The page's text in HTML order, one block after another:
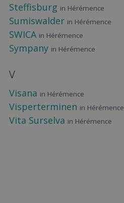
Steffisburg in Hérémence
Sumiswalder in Hérémence
SWICA in Hérémence
Sympany in Hérémence
V
Visana in Hérémence
Visperterminen in Hérémence
Vita Surselva in Hérémence